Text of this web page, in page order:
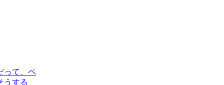
って、ペ
うする